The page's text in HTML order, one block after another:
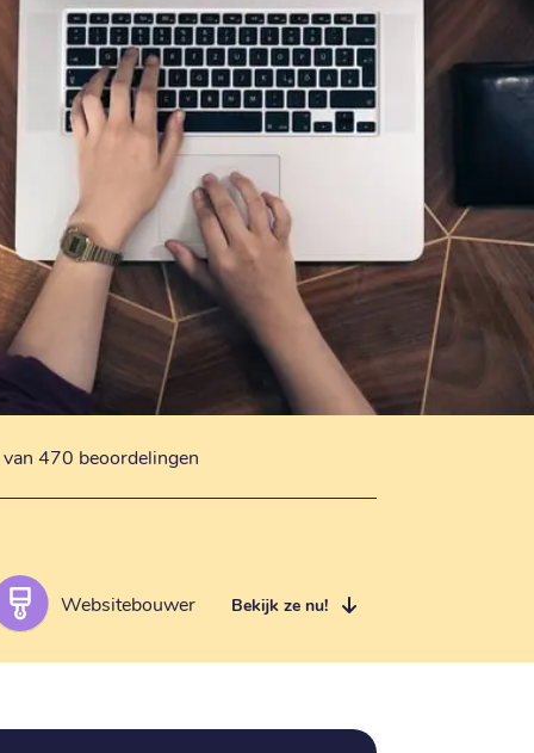
470 beoordelingen
Websitebouwer Bekijk ze nu!